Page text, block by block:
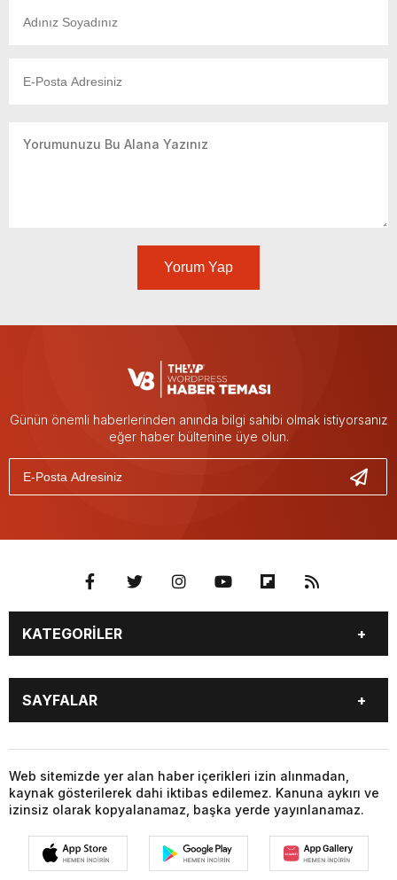
Yorum Yap
Günün önemli haberlerinden anında bilgi sahibi olmak istiyorsanız
eğer haber bültenine üye olun.
KATEGORİLER
BURÇLAR
CANLI BORSA
CANLI SONUÇLAR
COVID-19
FİKSTÜR
FİRMA EKLE
FİRMA REHBERİ
GAZETE OKU
GAZETELER
HABER GÖNDER
HAVA DURUMU
NÖBETÇİ ECZANELER
PARİTELER
POPÜLER GALERİLER
PUAN DURUMU
SAYFALAR
CANLI SONUÇLAR
CANLI TV
COVID-19
FİKSTÜR
FİRMA EKLE
FİRMA REHBERİ
GAZETE OKU
GAZETELER
HABER GÖNDER
HAVA DURUMU
Web sitemizde yer alan haber içerikleri izin alınmadan,
kaynak gösterilerek dahi iktibas edilemez. Kanuna aykırı ve
izinsiz olarak kopyalanamaz, başka yerde yayınlanamaz.